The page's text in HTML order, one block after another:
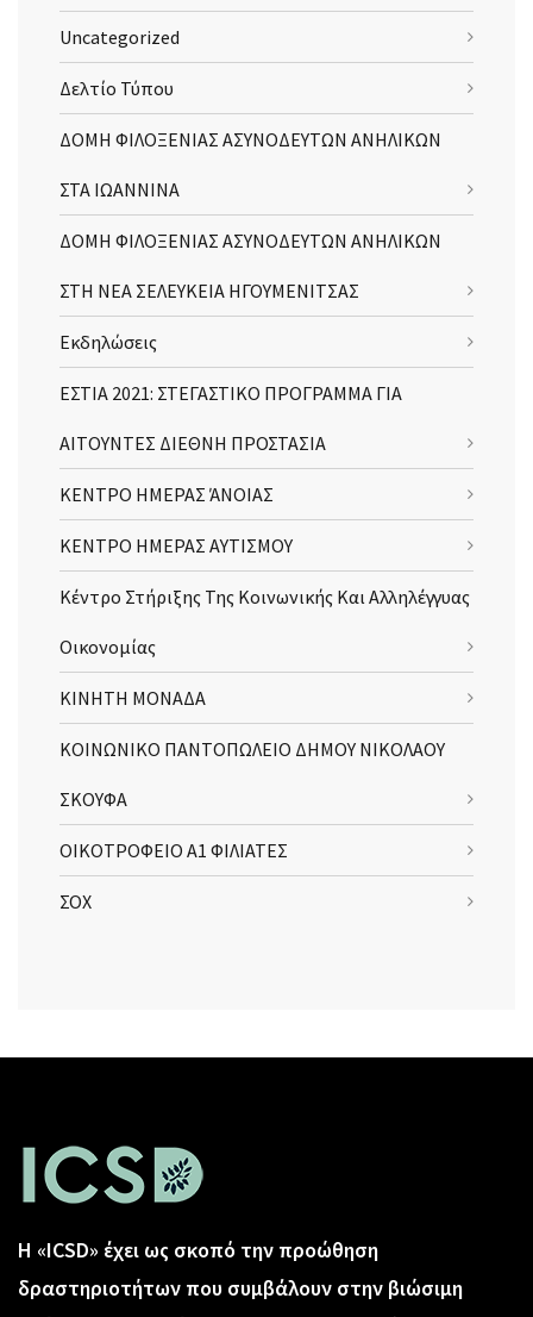
Uncategorized
Δελτίο Τύπου
ΔΟΜΗ ΦΙΛΟΞΕΝΙΑΣ ΑΣΥΝΟΔΕΥΤΩΝ ΑΝΗΛΙΚΩΝ
ΣΤΑ ΙΩΑΝΝΙΝΑ
ΔΟΜΗ ΦΙΛΟΞΕΝΙΑΣ ΑΣΥΝΟΔΕΥΤΩΝ ΑΝΗΛΙΚΩΝ
ΣΤΗ ΝΕΑ ΣΕΛΕΥΚΕΙΑ ΗΓΟΥΜΕΝΙΤΣΑΣ
Εκδηλώσεις
ΕΣΤΙΑ 2021: ΣΤΕΓΑΣΤΙΚΟ ΠΡΟΓΡΑΜΜΑ ΓΙΑ
ΑΙΤΟΥΝΤΕΣ ΔΙΕΘΝΗ ΠΡΟΣΤΑΣΙΑ
ΚΕΝΤΡΟ ΗΜΕΡΑΣ ΆΝΟΙΑΣ
ΚΕΝΤΡΟ ΗΜΕΡΑΣ ΑΥΤΙΣΜΟΥ
Κέντρο Στήριξης Της Κοινωνικής Και Αλληλέγγυας
Οικονομίας
ΚΙΝΗΤΗ ΜΟΝΑΔΑ
ΚΟΙΝΩΝΙΚΟ ΠΑΝΤΟΠΩΛΕΙΟ ΔΗΜΟΥ ΝΙΚΟΛΑΟΥ
ΣΚΟΥΦΑ
ΟΙΚΟΤΡΟΦΕΙΟ Α1 ΦΙΛΙΑΤΕΣ
ΣΟΧ
Η «ICSD» έχει ως σκοπό την προώθηση
δραστηριοτήτων που συμβάλουν στην βιώσιμη